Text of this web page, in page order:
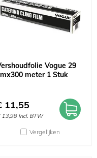
Vogue 29
meter 1 Stuk
11,55
13,98 Incl. BTW
Vergelijken